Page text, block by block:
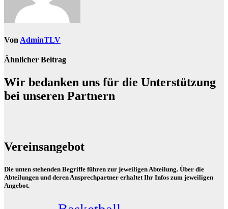
Von AdminTLV
Ähnlicher Beitrag
Wir bedanken uns für die Unterstützung
bei unseren Partnern
Vereinsangebot
Die unten stehenden Begriffe führen zur jeweiligen Abteilung. Über die
Abteilungen und deren Ansprechpartner erhaltet Ihr Infos zum jeweiligen
Angebot.